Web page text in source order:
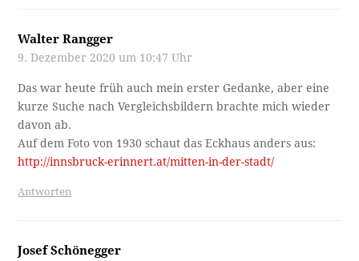
Walter Rangger
9. Dezember 2020 um 10:47 Uhr
Das war heute früh auch mein erster Gedanke, aber eine
kurze Suche nach Vergleichsbildern brachte mich wieder
davon ab.
Auf dem Foto von 1930 schaut das Eckhaus anders aus:
http://innsbruck-erinnert.at/mitten-in-der-stadt/
Antworten
Josef Schönegger